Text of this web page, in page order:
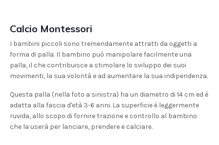
Calcio Montessori
I bambini piccoli sono tremendamente attratti da oggetti a
forma di palla. Il bambino può manipolare facilmente una
palla, il che contribuisce a stimolare lo sviluppo dei suoi
movimenti, la sua volontà e ad aumentare la sua indipendenza.
Questa palla (nella foto a sinistra) ha un diametro di 14 cm ed è
adatta alla fascia d'età 3-6 anni. La superficie è leggermente
ruvida, allo scopo di fornire trazione e controllo al bambino
che la userà per lanciare, prendere e calciare.